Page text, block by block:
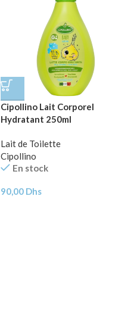
Cipollino Lait Corporel
Hydratant 250ml
Lait de Toilette
Cipollino
En stock
90,00 Dhs